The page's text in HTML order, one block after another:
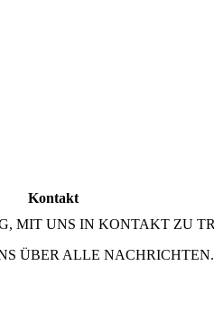
Kontakt
MIT UNS IN KONTAKT ZU
ÜBER ALLE NACHRICHTEN.